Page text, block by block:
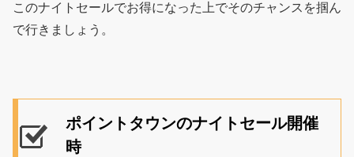
このナイトセールでお得になった上でそのチャンスを掴ん
で行きましょう。
ポイントタウンのナイトセール開催
時